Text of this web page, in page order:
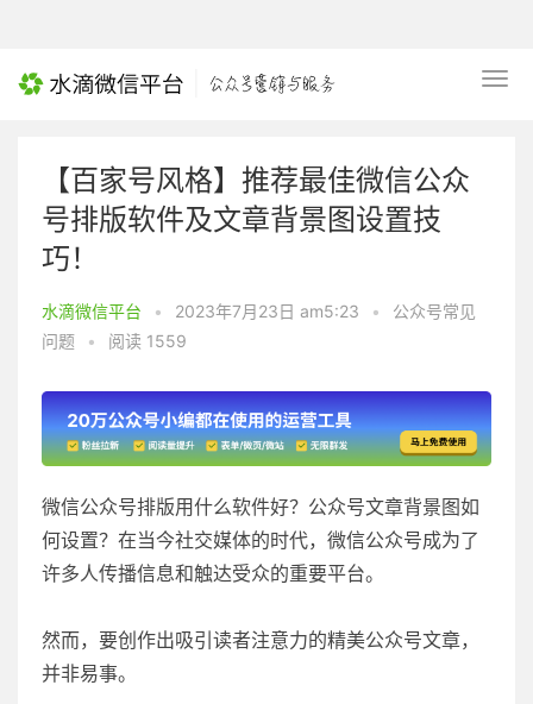
【百家号风格】推荐最佳微信公众
号排版软件及文章背景图设置技
巧！
水滴微信平台 • 2023年7月23日 am5:23 •
公众号常见
问题
• 阅读 1559
微信公众号排版用什么软件好？公众号文章背景图如
何设置？在当今社交媒体的时代，微信公众号成为了
许多人传播信息和触达受众的重要平台。
然而，要创作出吸引读者注意力的精美公众号文章，
并非易事。